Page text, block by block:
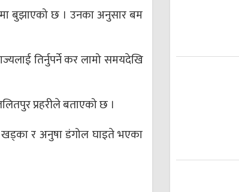
बुझाएको छ । उनका अनुसार बम
तिर्नुपर्ने कर लामो समयदेखि
प्रहरीले बताएको छ ।
खड्का र अनुषा डंगोल घाइते भएका